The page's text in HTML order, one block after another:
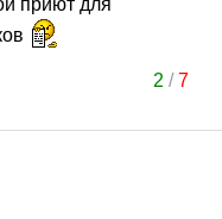
приют для
2 /7